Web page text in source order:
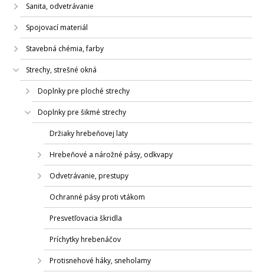
Sanita, odvetrávanie
Spojovací materiál
Stavebná chémia, farby
Strechy, strešné okná
Doplnky pre ploché strechy
Doplnky pre šikmé strechy
Držiaky hrebeňovej laty
Hrebeňové a nárožné pásy, odkvapy
Odvetrávanie, prestupy
Ochranné pásy proti vtákom
Presvetľovacia škridla
Príchytky hrebenáčov
Protisnehové háky, sneholamy